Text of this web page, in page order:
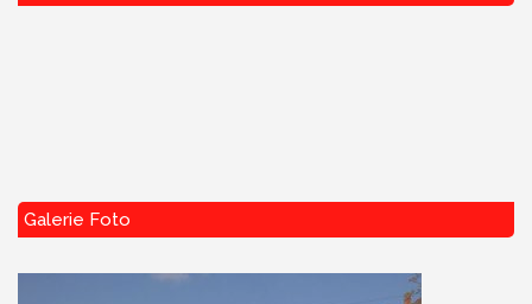
Galerie Foto